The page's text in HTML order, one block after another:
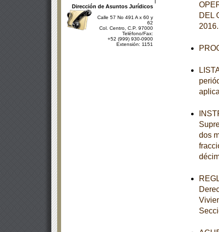
Dirección de Asuntos Jurídicos
Calle 57 No 491 A x 60 y
62
Col. Centro, C.P. 97000
Teléfono/Fax:
+52 (999) 930-0900
Extensión: 1151
DEL
dos